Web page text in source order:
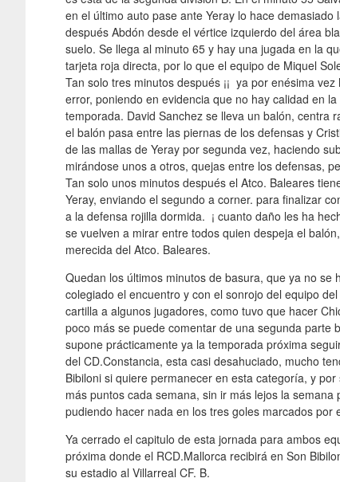
en el último auto pase ante Yeray lo hace
después Abdón desde el vértice izquierdo del área
suelo. Se llega al minuto 65 y hay una jugada en la
tarjeta roja directa, por lo que el equipo de Miquel
Tan solo tres minutos después ¡¡ ya por enésima
error, poniendo en evidencia que no hay calidad en
temporada. David Sanchez se lleva un balón, centra
el balón pasa entre las piernas de los defensas y
de las mallas de Yeray por segunda vez, haciendo
mirándose unos a otros, quejas entre los defensas,
Tan solo unos minutos después el Atco. Baleares
Yeray, enviando el segundo a corner. para finalizar
a la defensa rojilla dormida. ¡ cuanto daño les ha
se vuelven a mirar entre todos quien despeja el
merecida del Atco. Baleares.
Quedan los últimos minutos de basura, que ya no
colegiado el encuentro y con el sonrojo del equipo
cartilla a algunos jugadores, como tuvo que hacer
poco más se puede comentar de una segunda parte
supone prácticamente ya la temporada próxima
del CD.Constancia, esta casi desahuciado, mucho
Bibiloni si quiere permanecer en esta categoría, y
más puntos cada semana, sin ir más lejos la
pudiendo hacer nada en los tres goles marcados por
Ya cerrado el capitulo de esta jornada para ambos
próxima donde el RCD.Mallorca recibirá en Son
su estadio al Villarreal CF. B.